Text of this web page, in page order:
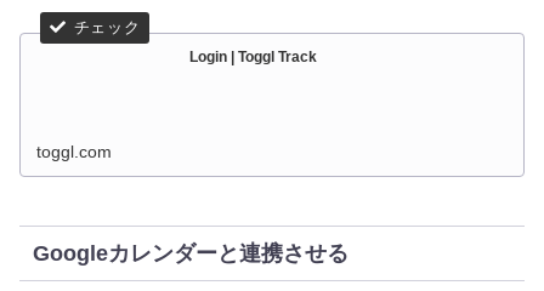
Login | Toggl Track
toggl.com
Googleカレンダーと連携させる